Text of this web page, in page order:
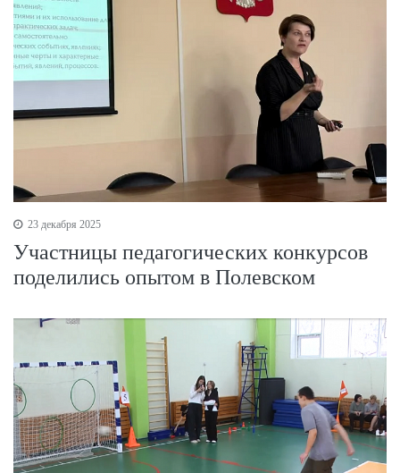
23 декабря 2025
Участницы педагогических конкурсов
поделились опытом в Полевском